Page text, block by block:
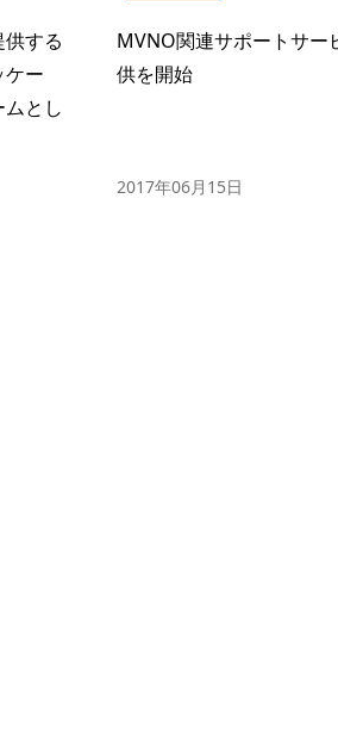
する
ケー
とし
MVNO関連サポートサー
供を開始
2017年06月15日